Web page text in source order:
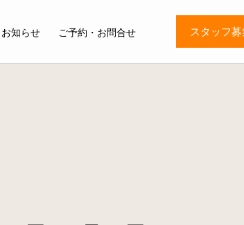
知らせ ご予約・お問合せ スタッフ募